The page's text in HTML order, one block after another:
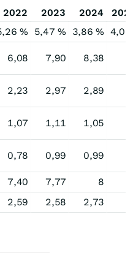
2022 2023 2024
% 5,47 % 3,86 % 4,05
6,08 7,90 8,38
2,23 2,97 2,89
1,07 1,11 1,05
0,78 0,99 0,99
7,40 7,77
8
2,59 2,58 2,73